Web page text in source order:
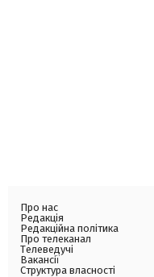
Про нас
Редакція
Редакційна політика
Про телеканал
Телеведучі
Вакансії
Структура власності